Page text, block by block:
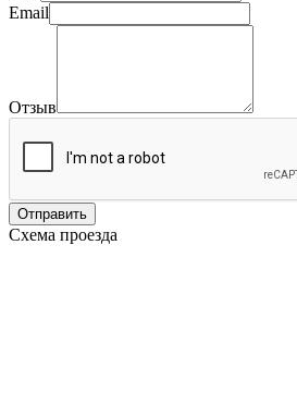
Email
Отзыв
Отправить
Схема проезда